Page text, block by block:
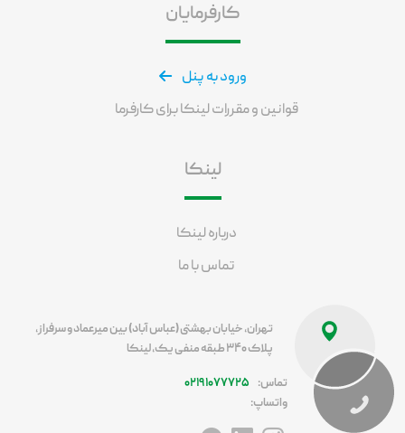
کارفرمایان
ورود به پنل
قوانین و مقررات لینکا برای کارفرما
لینکا
درباره لینکا
تماس با ما
تهران، خیابان بهشتی (عباس آباد) بین میرعماد و سرفراز،
پلاک ۳۴۰ طبقه منفی یک، لینکا
تماس:
۰۲۱۹۱۰۷۷۷۲۵
واتساپ: